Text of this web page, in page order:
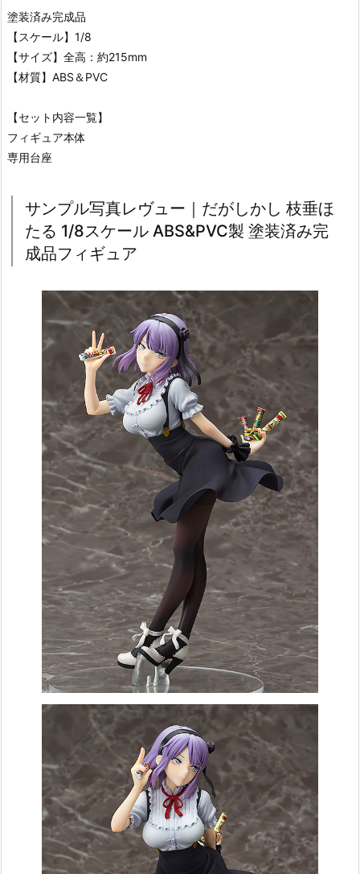
塗装済み完成品
【スケール】1/8
【サイズ】全高：約215mm
【材質】ABS＆PVC
【セット内容一覧】
フィギュア本体
専用台座
サンプル写真レヴュー｜だがしかし 枝垂ほ
たる 1/8スケール ABS&PVC製 塗装済み完
成品フィギュア